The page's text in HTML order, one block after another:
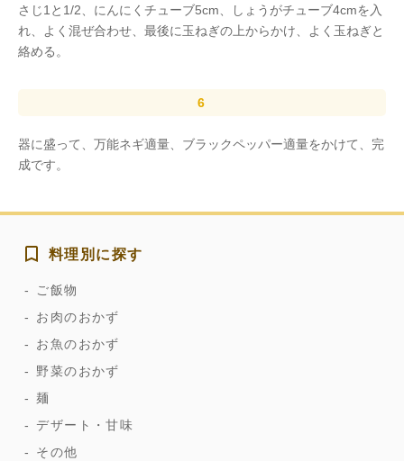
さじ1と1/2、にんにくチューブ5cm、しょうがチューブ4cmを入
れ、よく混ぜ合わせ、最後に玉ねぎの上からかけ、よく玉ねぎと
絡める。
器に盛って、万能ネギ適量、ブラックペッパー適量をかけて、完
成です。
料理別に探す
ご飯物
お肉のおかず
お魚のおかず
野菜のおかず
麺
デザート・甘味
その他